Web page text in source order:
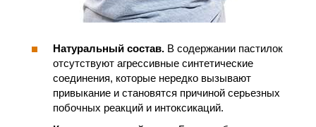
Натуральный состав. В содержании пастилок
отсутствуют агрессивные синтетические
соединения, которые нередко вызывают
привыкание и становятся причиной серьезных
побочных реакций и интоксикаций.